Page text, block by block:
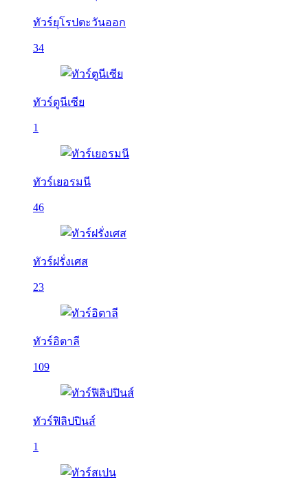
ทัวร์ยุโรปตะวันออก
34
ทัวร์ตูนีเซีย
1
ทัวร์เยอรมนี
46
ทัวร์ฝรั่งเศส
23
ทัวร์อิตาลี
109
ทัวร์ฟิลิปปินส์
1